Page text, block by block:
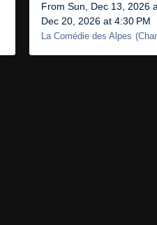
From Sun, Dec 13, 2026
Dec 20, 2026 at 4:30 PM
La Comédie des Alpes (